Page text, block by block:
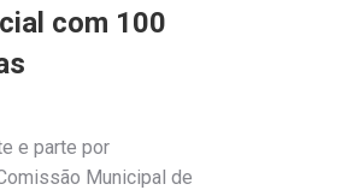
com 100
e parte por
Municipal de